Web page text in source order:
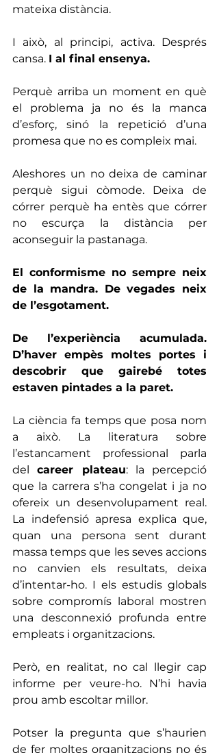
mateixa distància.
I això, al principi, activa. Després
cansa. I al final ensenya.
Perquè arriba un moment en què
el problema ja no és la manca
d’esforç, sinó la repetició d’una
promesa que no es compleix mai.
Aleshores un no deixa de caminar
perquè sigui còmode. Deixa de
córrer perquè ha entès que córrer
no escurça la distància per
aconseguir la pastanaga.
El conformisme no sempre neix
de la mandra. De vegades neix
de l’esgotament.
De l’experiència acumulada.
D’haver empès moltes portes i
descobrir que gairebé totes
estaven pintades a la paret.
La ciència fa temps que posa nom
a això. La literatura sobre
l’estancament professional parla
del career plateau: la percepció
que la carrera s’ha congelat i ja no
ofereix un desenvolupament real.
La indefensió apresa explica que,
quan una persona sent durant
massa temps que les seves accions
no canvien els resultats, deixa
d’intentar-ho. I els estudis globals
sobre compromís laboral mostren
una desconnexió profunda entre
empleats i organitzacions.
Però, en realitat, no cal llegir cap
informe per veure-ho. N’hi havia
prou amb escoltar millor.
Potser la pregunta que s’haurien
de fer moltes organitzacions no és